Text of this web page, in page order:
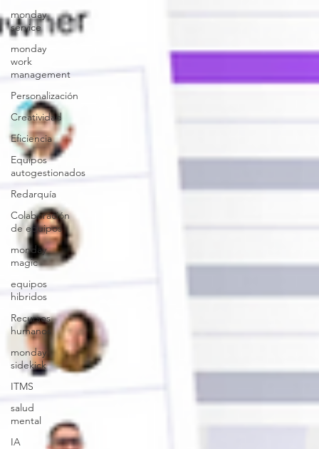
monday
service
monday
work
management
Personalización
Creatividad
Eficiencia
Equipos
autogestionados
Redarquía
Colaboración
de equipos
monday
magic
equipos
hibridos
Recursos
humanos
monday
sidekick
ITMS
salud
mental
IA